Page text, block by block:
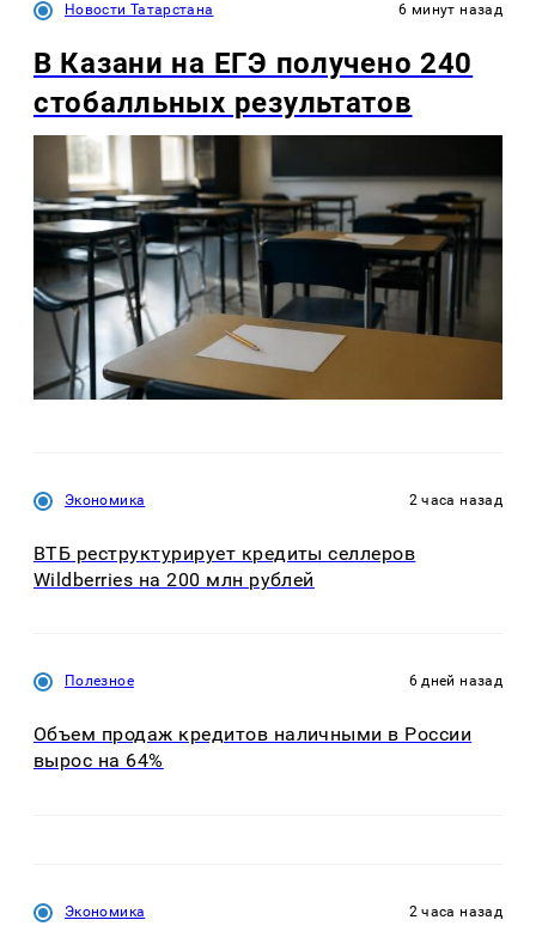
Новости Татарстана 6 минут назад
В Казани на ЕГЭ получено 240
стобалльных результатов
Экономика 2 часа назад
ВТБ реструктурирует кредиты селлеров
Wildberries на 200 млн рублей
Полезное 6 дней назад
Объем продаж кредитов наличными в России
вырос на 64%
Экономика 2 часа назад